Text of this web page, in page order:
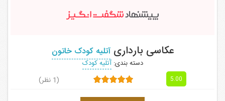
عکاسی بارداری آتلیه کودک خاتون
دسته بندی:آتلیه کودک
5.00 (1 نظر)